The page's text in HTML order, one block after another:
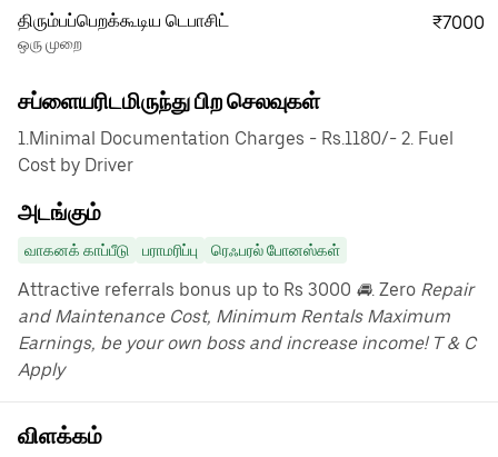
திரும்பப்பெறக்கூடிய டெபாசிட்
ஒரு முறை
₹7000
சப்ளையரிடமிருந்து பிற செலவுகள்
1.Minimal Documentation Charges - Rs.1180/- 2. Fuel
Cost by Driver
அடங்கும்
வாகனக் காப்பீடு பராமரிப்பு ரெஃபரல் போனஸ்கள்
Attractive referrals bonus up to Rs 3000 🚘. Zero Repair
and Maintenance Cost, Minimum Rentals Maximum
Earnings, be your own boss and increase income! T & C
Apply
விளக்கம்